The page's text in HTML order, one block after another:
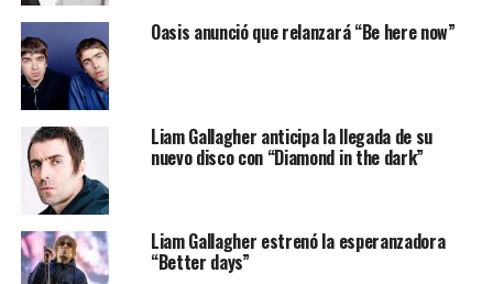
Oasis anunció que relanzará “Be here now”
Liam Gallagher anticipa la llegada de su
nuevo disco con “Diamond in the dark”
Liam Gallagher estrenó la esperanzadora
“Better days”